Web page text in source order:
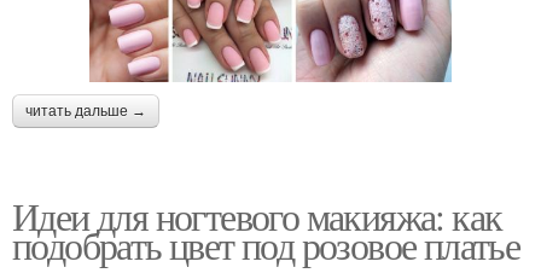
читать дальше →
Идеи для ногтевого макияжа: как
подобрать цвет под розовое платье